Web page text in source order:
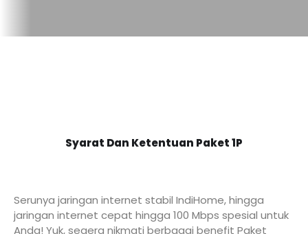
Syarat Dan Ketentuan Paket 1P
Serunya jaringan internet stabil IndiHome, hingga
jaringan internet cepat hingga 100 Mbps spesial untuk
Anda! Yuk, segera nikmati berbagai benefit Paket